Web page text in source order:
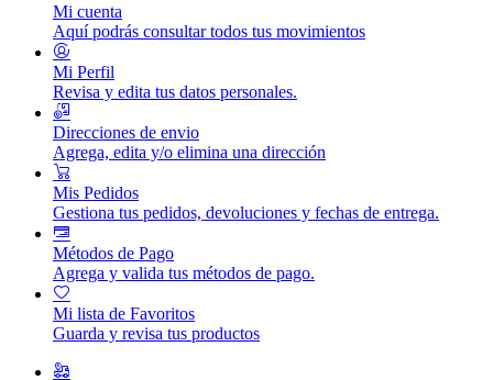
Mi cuenta
Aquí podrás consultar todos tus movimientos
Mi Perfil
Revisa y edita tus datos personales.
Direcciones de envio
Agrega, edita y/o elimina una dirección
Mis Pedidos
Gestiona tus pedidos, devoluciones y fechas de entrega.
Métodos de Pago
Agrega y valida tus métodos de pago.
Mi lista de Favoritos
Guarda y revisa tus productos